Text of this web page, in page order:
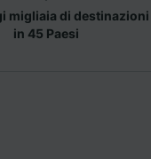
migliaia di destinazioni
in 45 Paesi